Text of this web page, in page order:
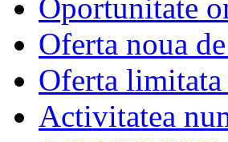
Oportunitate
Oferta noua
Oferta limitata
Activitatea